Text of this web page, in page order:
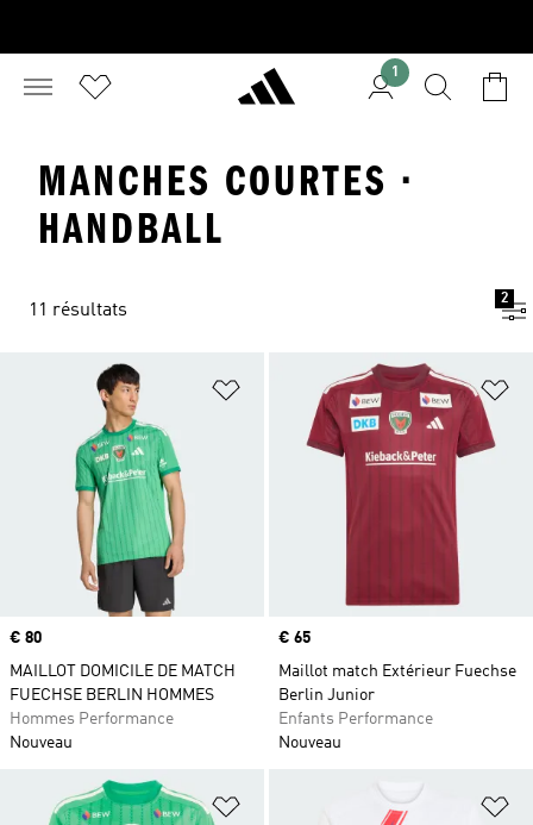
1
MANCHES COURTES ·
HANDBALL
11 résultats
2
Ajouter à la Liste de produits
Prix
€ 80
MAILLOT DOMICILE DE MATCH
FUECHSE BERLIN HOMMES
Hommes Performance
Nouveau
Prix
€ 65
Maillot match Extérieur Fuechse
Berlin Junior
Enfants Performance
Nouveau
Ajouter à la Liste de produits